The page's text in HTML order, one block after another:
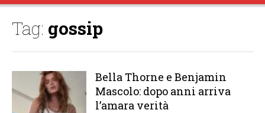
Tag: gossip
Bella Thorne e Benjamin
Mascolo: dopo anni arriva
l’amara verità